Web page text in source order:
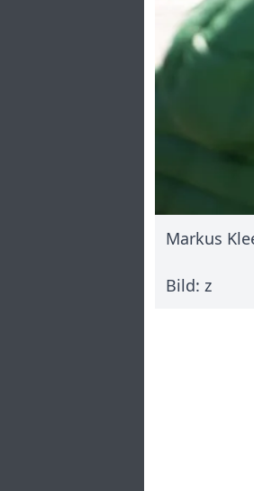
Markus
Bild: z